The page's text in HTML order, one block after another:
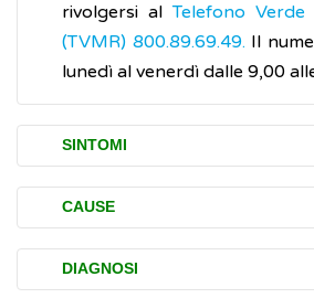
rivolgersi alTelefono
(TVMR) 800.89.69.49. Il
lunedì al venerdì dalle 9,00
SINTOMI
La sindrome di Klinefelter
disturbi (sintomi) talmente
non portare la persona che
medico specialista.
CAUSE
La sindrome di Klinefelter è
DIAGNOSI